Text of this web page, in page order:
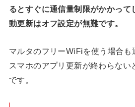
るとすぐに通信量制限がかかって
動更新はオフ設定が無難です。
マルタのフリーWiFiを使う場合も
スマホのアプリ更新が終わらない
です。